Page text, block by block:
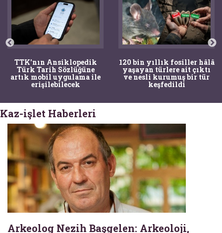
TTK'nın Ansiklopedik
Türk Tarih Sözlüğüne
artık mobil uygulama ile
erişilebilecek
120 bin yıllık fosiller hâlâ
yaşayan türlere ait çıktı
ve nesli kurumuş bir tür
keşfedildi
Kaz-işlet Haberleri
Arkeolog Nezih Başgelen: Arkeoloji,